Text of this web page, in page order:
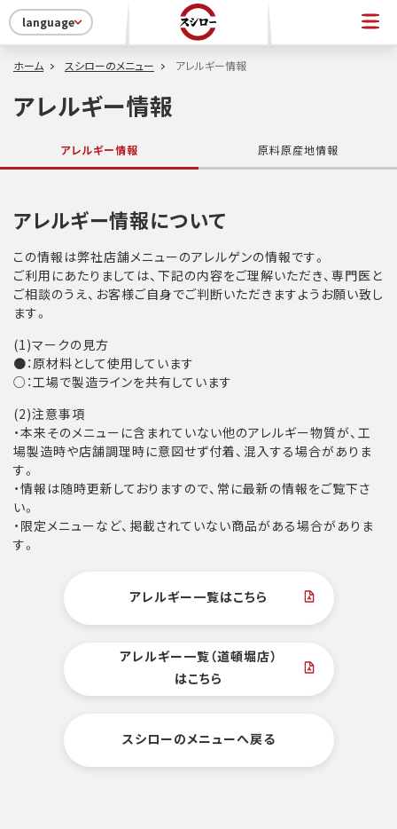
language
ホーム スシローのメニュー アレルギー情報
アレルギー情報
アレルギー情報 原料原産地情報
アレルギー情報について
この情報は弊社店舗メニューのアレルゲンの情報です。
ご利用にあたりましては、下記の内容をご理解いただき、専門医と
ご相談のうえ、お客様ご自身でご判断いただきますようお願い致し
ます。
(1)マークの見方
●：原材料として使用しています
○：工場で製造ラインを共有しています
(2)注意事項
・本来そのメニューに含まれていない他のアレルギー物質が、工
場製造時や店舗調理時に意図せず付着、混入する場合がありま
す。
・情報は随時更新しておりますので、常に最新の情報をご覧下さ
い。
・限定メニューなど、掲載されていない商品がある場合がありま
す。
アレルギー一覧はこちら
アレルギー一覧（道頓堀店）
はこちら
スシローのメニューへ戻る